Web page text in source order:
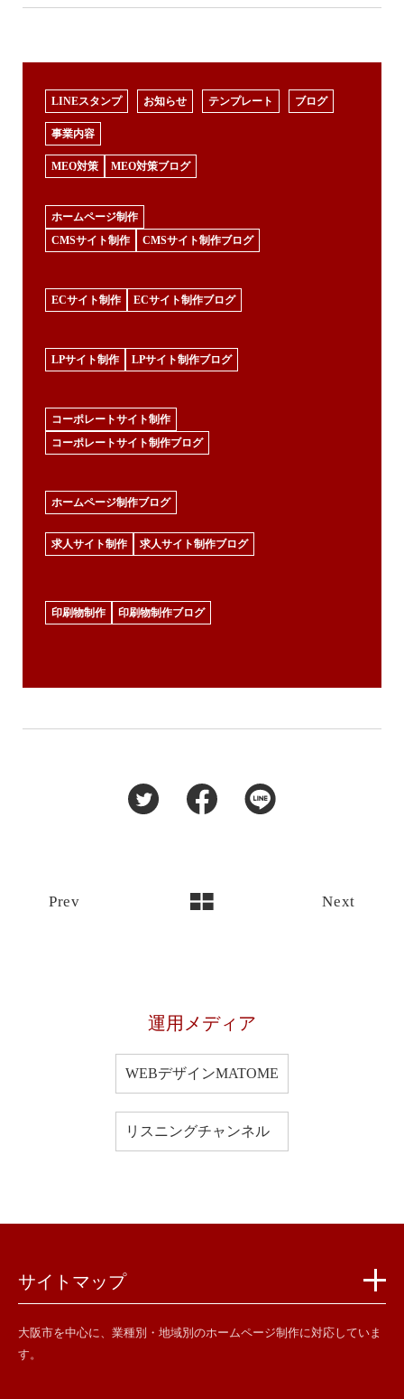
LINEスタンプ お知らせ テンプレート ブログ
事業内容
MEO対策 MEO対策ブログ
ホームページ制作
CMSサイト制作
CMSサイト制作ブログ
ECサイト制作 ECサイト制作ブログ
LPサイト制作 LPサイト制作ブログ
コーポレートサイト制作
コーポレートサイト制作ブログ
ホームページ制作ブログ
求人サイト制作 求人サイト制作ブログ
印刷物制作 印刷物制作ブログ
Next
Prev
運用メディア
WEBデザインMATOME
リスニングチャンネル
サイトマップ
大阪市を中心に、業種別・地域別のホームページ制作に対応していま
す。